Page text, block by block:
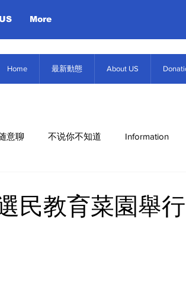
More
Home 最新動態 About US
意聊 不说你不知道 Information
民教育菜園舉行